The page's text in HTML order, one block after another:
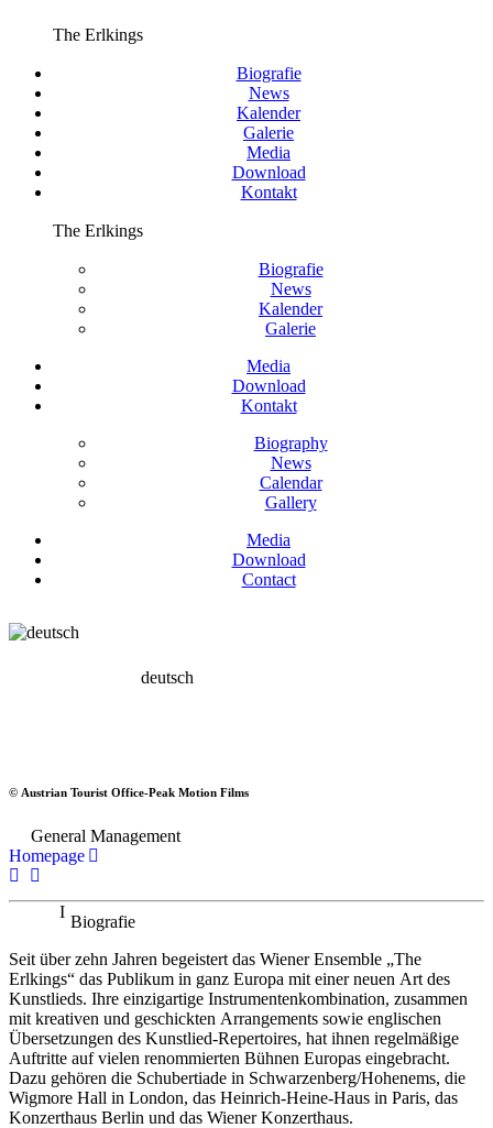
The Erlkings
Biografie
News
Kalender
Galerie
Media
Download
Kontakt
The Erlkings
Biografie
News
Kalender
Galerie
Media
Download
Kontakt
Biography
News
Calendar
Gallery
Media
Download
Contact
deutsch
Ensemble
© Austrian Tourist Office-Peak Motion Films
General Management
Homepage
Biografie
Seit über zehn Jahren begeistert das Wiener Ensemble „The
Erlkings“ das Publikum in ganz Europa mit einer neuen Art des
Kunstlieds. Ihre einzigartige Instrumentenkombination, zusammen
mit kreativen und geschickten Arrangements sowie englischen
Übersetzungen des Kunstlied-Repertoires, hat ihnen regelmäßige
Auftritte auf vielen renommierten Bühnen Europas eingebracht.
Dazu gehören die Schubertiade in Schwarzenberg/Hohenems, die
Wigmore Hall in London, das Heinrich-Heine-Haus in Paris, das
Konzerthaus Berlin und das Wiener Konzerthaus.